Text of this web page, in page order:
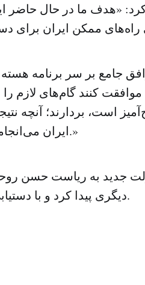
«هدف ما در حال حاضر
جامع بر سر برنامه
کنند گام‌های لازم
است، بردارند؛ آنچه
ایران می‌انجامد و زندگی مردم آن را بهبود می‌بخشد.»
جدید به ریاست حسن
دیگری پیدا کرد و با دستیابی به توافقی اولیه وارد فاز جدیدی شد.